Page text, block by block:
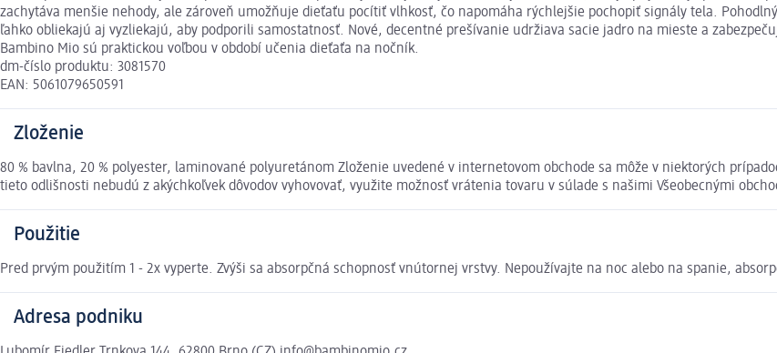
zachytáva menšie nehody, ale zároveň umožňuje dieťaťu pocítiť vlhkosť, čo napomáha rýchlejšie pochopiť signály tela.
ľahko obliekajú aj vyzliekajú, aby podporili samostatnosť. Nové, decentné prešívanie udržiava sacie jadro na mieste a
Bambino Mio sú praktickou voľbou v období učenia dieťaťa na nočník.
dm-číslo produktu: 3081570
EAN: 5061079650591
Zloženie
80 % bavlna, 20 % polyester, laminované polyuretánom Zloženie uvedené v internetovom obchode sa môže v niektorých
tieto odlišnosti nebudú z akýchkoľvek dôvodov vyhovovať, využite možnosť vrátenia tovaru v súlade s našimi Všeobecnými
Použitie
Pred prvým použitím 1 - 2x vyperte. Zvýši sa absorpčná schopnosť vnútornej vrstvy. Nepoužívajte na noc alebo na spanie,
Adresa podniku